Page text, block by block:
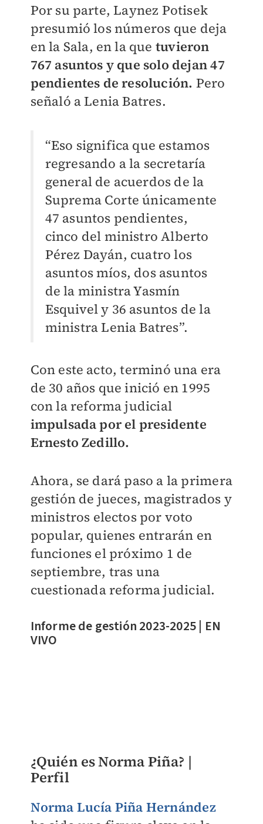
Por su parte, Laynez Potisek
presumió los números que deja
en la Sala, en la que tuvieron
767 asuntos y que solo dejan 47
pendientes de resolución. Pero
señaló a Lenia Batres.
“Eso significa que estamos
regresando a la secretaría
general de acuerdos de la
Suprema Corte únicamente
47 asuntos pendientes,
cinco del ministro Alberto
Pérez Dayán, cuatro los
asuntos míos, dos asuntos
de la ministra Yasmín
Esquivel y 36 asuntos de la
ministra Lenia Batres”.
Con este acto, terminó una era
de 30 años que inició en 1995
con la reforma judicial
impulsada por el presidente
Ernesto Zedillo.
Ahora, se dará paso a la primera
gestión de jueces, magistrados y
ministros electos por voto
popular, quienes entrarán en
funciones el próximo 1 de
septiembre, tras una
cuestionada reforma judicial.
Informe de gestión 2023-2025 | EN
VIVO
¿Quién es Norma Piña? |
Perfil
Norma Lucía Piña Hernández